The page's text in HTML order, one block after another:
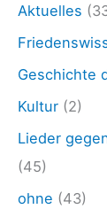
Aktuelles
Geschichte
Kultur (2)
Lieder
(45)
ohne (43)